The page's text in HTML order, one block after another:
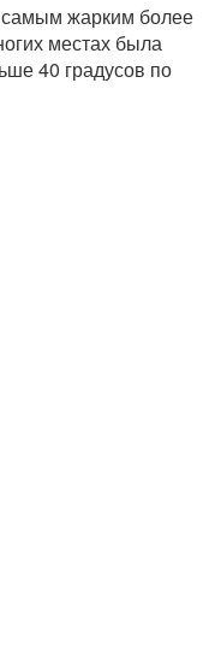
самым жарким более
местах была
40 градусов по